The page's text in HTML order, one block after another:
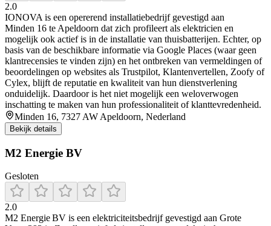
2.0
IONOVA is een opererend installatiebedrijf gevestigd aan
Minden 16 te Apeldoorn dat zich profileert als elektricien en
mogelijk ook actief is in de installatie van thuisbatterijen. Echter, op
basis van de beschikbare informatie via Google Places (waar geen
klantrecensies te vinden zijn) en het ontbreken van vermeldingen of
beoordelingen op websites als Trustpilot, Klantenvertellen, Zoofy of
Cylex, blijft de reputatie en kwaliteit van hun dienstverlening
onduidelijk. Daardoor is het niet mogelijk een weloverwogen
inschatting te maken van hun professionaliteit of klanttevredenheid.
Minden 16, 7327 AW Apeldoorn, Nederland
Bekijk details
M2 Energie BV
Gesloten
2.0
M2 Energie BV is een elektriciteitsbedrijf gevestigd aan Grote